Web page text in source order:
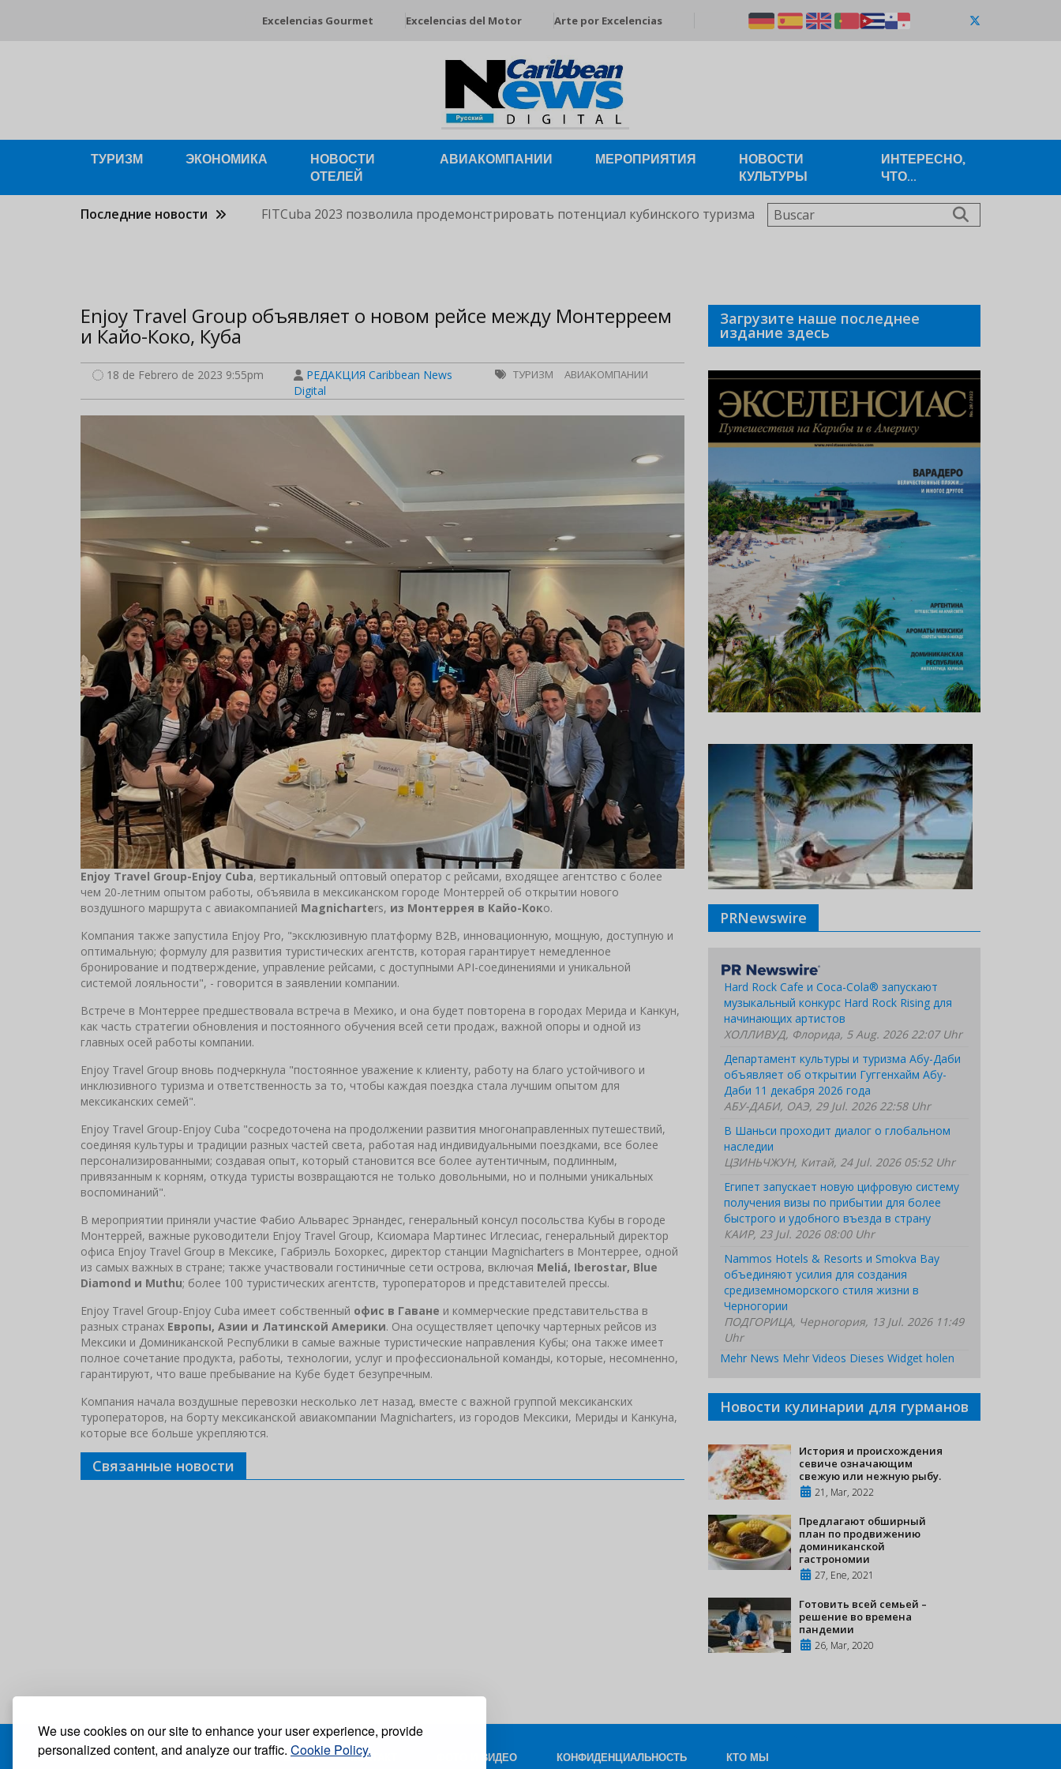
We use cookies on our site to enhance your user experience, provide
personalized content, and analyze our traffic. Cookie Policy.
Excelencias Gourmet Excelencias del Motor Arte por Excelencias
ТУРИЗМ ЭКОНОМИКА
НОВОСТИ
ОТЕЛЕЙ
АВИАКОМПАНИИ МЕРОПРИЯТИЯ
НОВОСТИ
КУЛЬТУРЫ
ИНТЕРЕСНО,
ЧТО...
Последние новости FITCuba 2023 позволила продемонстрировать потенциал кубинского туризма Buscar
Enjoy Travel Group объявляет о новом рейсе между Монтерреем
и Кайо-Коко, Куба
18 de Febrero de 2023 9:55pm
РЕДАКЦИЯ Caribbean News
Digital
ТУРИЗМ АВИАКОМПАНИИ
Enjoy Travel Group-Enjoy Cuba, вертикальный оптовый оператор с рейсами, входящее агентство с более
чем 20-летним опытом работы, объявила в мексиканском городе Монтеррей об открытии нового
воздушного маршрута с авиакомпанией Magnicharters, из Монтеррея в Кайо-Коко.
Компания также запустила Enjoy Pro, "эксклюзивную платформу B2B, инновационную, мощную, доступную и
оптимальную; формулу для развития туристических агентств, которая гарантирует немедленное
бронирование и подтверждение, управление рейсами, с доступными API-соединениями и уникальной
системой лояльности", - говорится в заявлении компании.
Встрече в Монтеррее предшествовала встреча в Мехико, и она будет повторена в городах Мерида и Канкун,
как часть стратегии обновления и постоянного обучения всей сети продаж, важной опоры и одной из
главных осей работы компании.
Enjoy Travel Group вновь подчеркнула "постоянное уважение к клиенту, работу на благо устойчивого и
инклюзивного туризма и ответственность за то, чтобы каждая поездка стала лучшим опытом для
мексиканских семей".
Enjoy Travel Group-Enjoy Cuba "сосредоточена на продолжении развития многонаправленных путешествий,
соединяя культуры и традиции разных частей света, работая над индивидуальными поездками, все более
персонализированными; создавая опыт, который становится все более аутентичным, подлинным,
привязанным к корням, откуда туристы возвращаются не только довольными, но и полными уникальных
воспоминаний".
В мероприятии приняли участие Фабио Альварес Эрнандес, генеральный консул посольства Кубы в городе
Монтеррей, важные руководители Enjoy Travel Group, Ксиомара Мартинес Иглесиас, генеральный директор
офиса Enjoy Travel Group в Мексике, Габриэль Бохоркес, директор станции Magnicharters в Монтеррее, одной
из самых важных в стране; также участвовали гостиничные сети острова, включая Meliá, Iberostar, Blue
Diamond и Muthu; более 100 туристических агентств, туроператоров и представителей прессы.
Enjoy Travel Group-Enjoy Cuba имеет собственный офис в Гаване и коммерческие представительства в
разных странах Европы, Азии и Латинской Америки. Она осуществляет цепочку чартерных рейсов из
Мексики и Доминиканской Республики в самые важные туристические направления Кубы; она также имеет
полное сочетание продукта, работы, технологии, услуг и профессиональной команды, которые, несомненно,
гарантируют, что ваше пребывание на Кубе будет безупречным.
Компания начала воздушные перевозки несколько лет назад, вместе с важной группой мексиканских
туроператоров, на борту мексиканской авиакомпании Magnicharters, из городов Мексики, Мериды и Канкуна,
которые все больше укрепляются.
Связанные новости
Загрузите наше последнее
издание здесь
PRNewswire
Hard Rock Cafe и Coca-Cola® запускают
музыкальный конкурс Hard Rock Rising для
начинающих артистов
ХОЛЛИВУД, Флорида, 5 Aug. 2026 22:07 Uhr
Департамент культуры и туризма Абу-Даби
объявляет об открытии Гуггенхайм Абу-
Даби 11 декабря 2026 года
АБУ-ДАБИ, ОАЭ, 29 Jul. 2026 22:58 Uhr
В Шаньси проходит диалог о глобальном
наследии
ЦЗИНЬЧЖУН, Китай, 24 Jul. 2026 05:52 Uhr
Египет запускает новую цифровую систему
получения визы по прибытии для более
быстрого и удобного въезда в страну
КАИР, 23 Jul. 2026 08:00 Uhr
Nammos Hotels & Resorts и Smokva Bay
объединяют усилия для создания
средиземноморского стиля жизни в
Черногории
ПОДГОРИЦА, Черногория, 13 Jul. 2026 11:49
Uhr
Mehr News Mehr Videos Dieses Widget holen
Новости кулинарии для гурманов
История и происхождения
севиче означающим
свежую или нежную рыбу.
21, Mar, 2022
Предлагают обширный
план по продвижению
доминиканской
гастрономии
27, Ene, 2021
Готовить всей семьей –
решение во времена
пандемии
26, Mar, 2020
БЛОГ КОНТАКТ ФОТО И ВИДЕО КОНФИДЕНЦИАЛЬНОСТЬ КТО МЫ